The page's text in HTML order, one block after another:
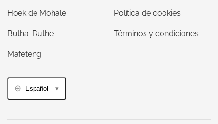
Hoek de Mohale
Butha-Buthe
Mafeteng
Política de cookies
Términos y condiciones
Español